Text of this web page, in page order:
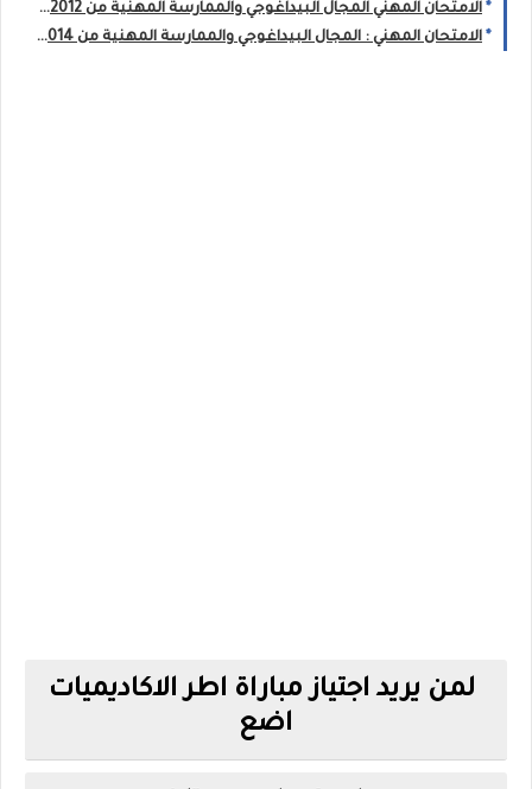
الامتحان المهني المجال البيداغوجي والممارسة المهنية من 2012 الى2021 الابتدائي
الامتحان المهني : المجال البيداغوجي والممارسة المهنية من 2014 الى 2021 الثانوي التأهيلي
لمن يريد اجتياز مباراة اطر الاكاديميات
اضع